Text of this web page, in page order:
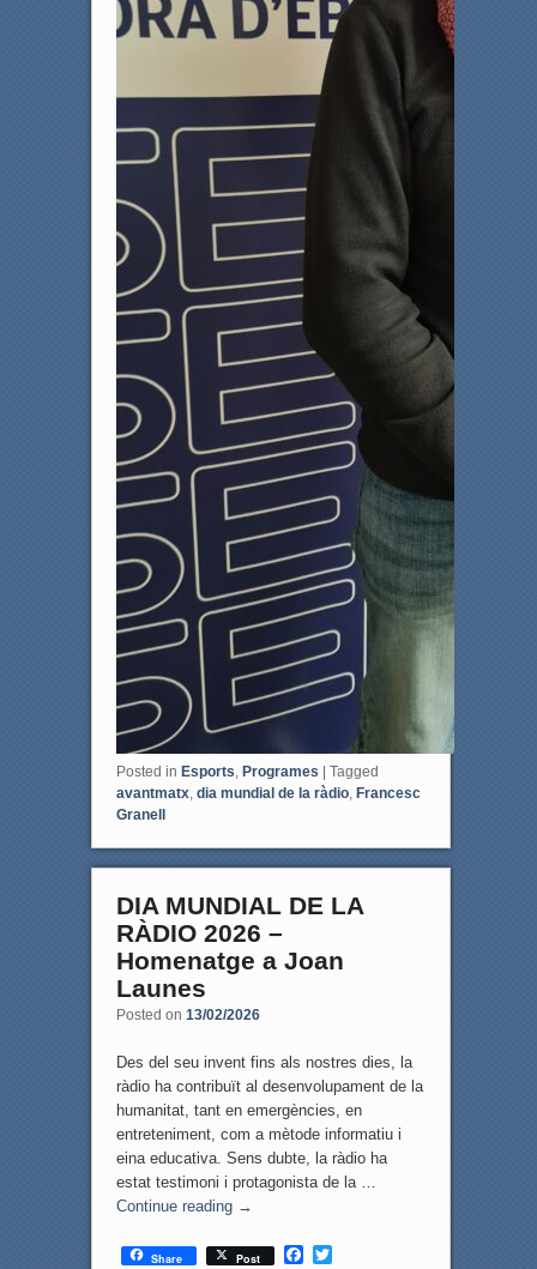
Posted in Esports Programes | Tagged
avantmatx, dia mundial de la ràdio, Francesc
Granell
DIA MUNDIAL DE LA
RÀDIO 2026 –
Homenatge a Joan
Launes
Posted on 13/02/2026
Des del seu invent fins als nostres dies, la
ràdio ha contribuït al desenvolupament de la
humanitat, tant en emergències, en
entreteniment, com a mètode informatiu i
eina educativa. Sens dubte, la ràdio ha
estat testimoni i protagonista de la …
Continue reading →
Share Post
F
T